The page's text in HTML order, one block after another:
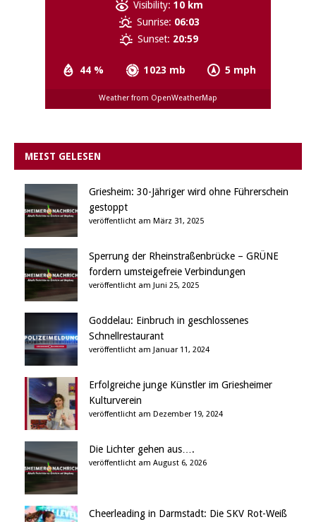
44 % 1023 mb 5 mph
Visibility: 10 km
Sunrise: 06:03
Sunset: 20:59
Weather from OpenWeatherMap
MEIST GELESEN
Griesheim: 30-Jähriger wird ohne Führerschein
gestoppt
veröffentlicht am März 31, 2025
Sperrung der Rheinstraßenbrücke – GRÜNE
fordern umsteigefreie Verbindungen
veröffentlicht am Juni 25, 2025
Goddelau: Einbruch in geschlossenes
Schnellrestaurant
veröffentlicht am Januar 11, 2024
Erfolgreiche junge Künstler im Griesheimer
Kulturverein
veröffentlicht am Dezember 19, 2024
Die Lichter gehen aus….
veröffentlicht am August 6, 2026
Cheerleading in Darmstadt: Die SKV Rot-Weiß